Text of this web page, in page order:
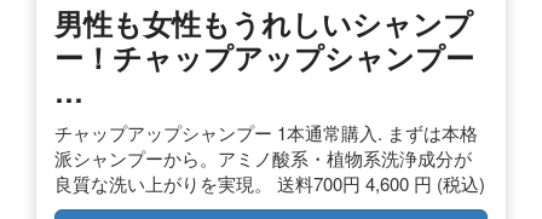
男性も女性もうれしいシャンプ
ー！チャップアップシャンプー
…
チャップアップシャンプー 1本通常購入. まずは本格
派シャンプーから。アミノ酸系・植物系洗浄成分が
良質な洗い上がりを実現。 送料700円 4,600 円 (税込)